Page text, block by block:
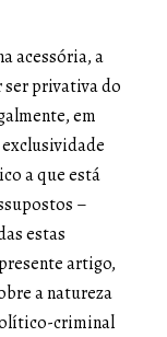
acessória, a
privativa do
em
a que está
–
estas
artigo,
a natureza
criminal